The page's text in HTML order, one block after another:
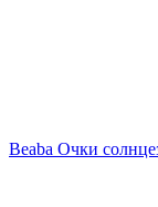
Beaba Очки